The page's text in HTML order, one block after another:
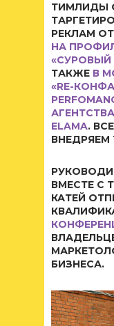
ВМЕСТЕ С
КАТЕЙ
БИЗНЕСА.
ТИМЛИДЫ
РЕКЛАМ
НА
«СУРОВЫЙ
ТАКЖЕ В
«RE-
ELAMA.
ВНЕДРЯЕМ